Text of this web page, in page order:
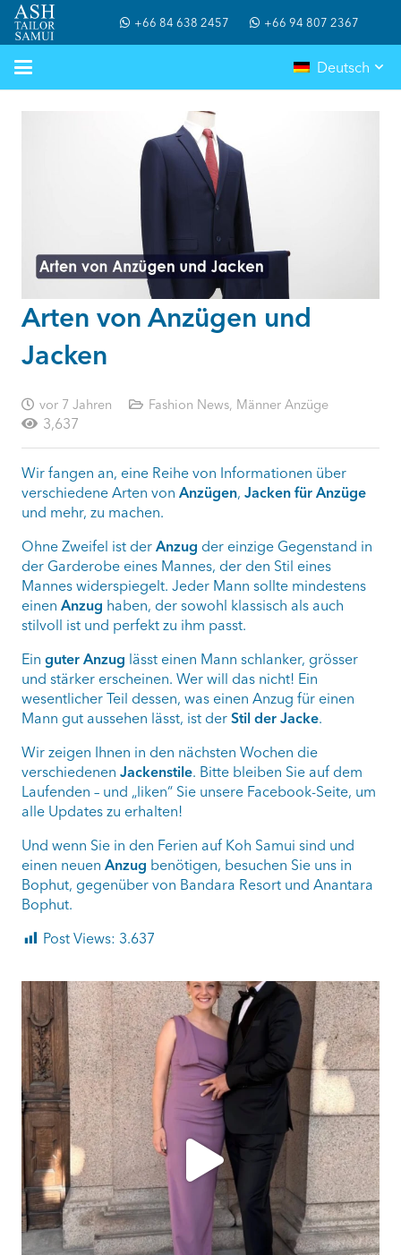
+66 84 638 2457 +66 94 807 2367
Deutsch
Arten von Anzügen und
Jacken
vor 7 Jahren Fashion News, Männer Anzüge
3,637
Wir fangen an, eine Reihe von Informationen über
verschiedene Arten von Anzügen, Jacken für Anzüge
und mehr, zu machen.
Ohne Zweifel ist der Anzug der einzige Gegenstand in
der Garderobe eines Mannes, der den Stil eines
Mannes widerspiegelt. Jeder Mann sollte mindestens
einen Anzug haben, der sowohl klassisch als auch
stilvoll ist und perfekt zu ihm passt.
Ein guter Anzug lässt einen Mann schlanker, grösser
und stärker erscheinen. Wer will das nicht! Ein
wesentlicher Teil dessen, was einen Anzug für einen
Mann gut aussehen lässt, ist der Stil der Jacke.
Wir zeigen Ihnen in den nächsten Wochen die
verschiedenen Jackenstile. Bitte bleiben Sie auf dem
Laufenden – und „liken“ Sie unsere Facebook-Seite, um
alle Updates zu erhalten!
Und wenn Sie in den Ferien auf Koh Samui sind und
einen neuen Anzug benötigen, besuchen Sie uns in
Bophut, gegenüber von Bandara Resort und Anantara
Bophut.
Post Views: 3.637
ashtailorsamui
Aug. 1